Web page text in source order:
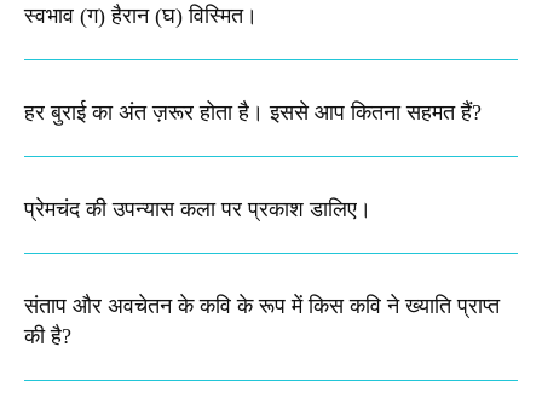
स्वभाव (ग) हैरान (घ) विस्मित।
हर बुराई का अंत ज़रूर होता है। इससे आप कितना सहमत हैं?
प्रेमचंद की उपन्यास कला पर प्रकाश डालिए।
संताप और अवचेतन के कवि के रूप में किस कवि ने ख्याति प्राप्त
की है?